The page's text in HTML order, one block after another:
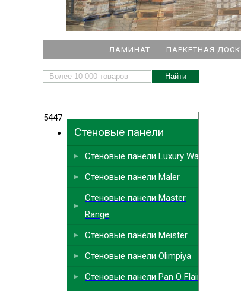
НАШИ МАГАЗИНЫ
ЛАМИНАТ ПАРКЕТНАЯ
5447
Стеновые панели
Стеновые панели Luxury Wall
Стеновые панели Maler
Стеновые панели Master
Range
Стеновые панели Meister
Стеновые панели Olimpiya
Стеновые панели Pan O Flair